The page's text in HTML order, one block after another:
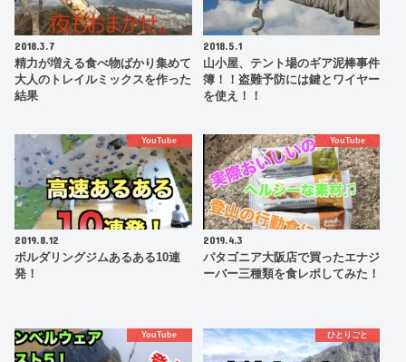
2018.3.7
精力が増える食べ物ばかり集めて
大人のトレイルミックスを作った
結果
2018.5.1
山小屋、テント場のギア泥棒事件
簿！！盗難予防には鍵とワイヤー
を使え！！
YouTube
2019.8.12
ボルダリングジムあるある10連
発！
YouTube
2019.4.3
パタゴニア大阪店で買ったエナジ
ーバー三種類を食レポしてみた！
YouTube ひとりごと